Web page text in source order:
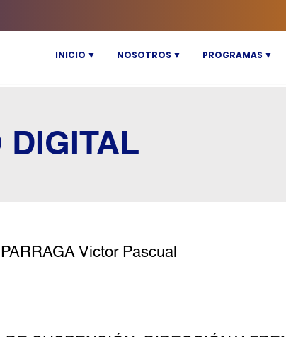
INICIO ▼ NOSOTROS ▼ PROGRAMAS ▼
DIGITAL
Victor Pascual